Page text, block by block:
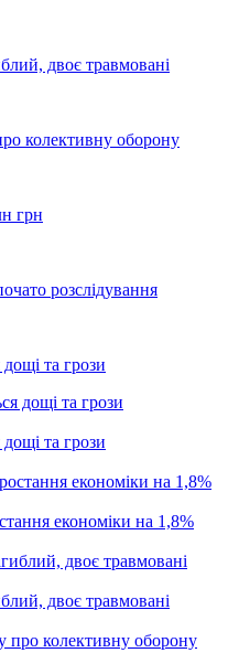
двоє травмовані
колективну оборону
грн
розслідування
та грози
та грози
економіки на 1,8%
двоє травмовані